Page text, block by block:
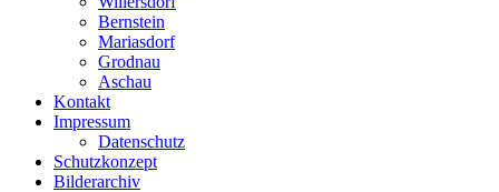
Bernstein
Mariasdorf
Grodnau
Aschau
Kontakt
Impressum
Datenschutz
Schutzkonzept
Bilderarchiv